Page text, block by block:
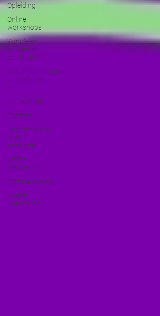
Opleiding
Online
workshops
Wandelen
en werken
aan je zaak
Starterscommunity
van Let's get
ins
Zelfrealisatie
Zelfzorg
Ondernemers
in de
spotlight
Online
netwerken
Zelffinanciering
Anders
Netwerken